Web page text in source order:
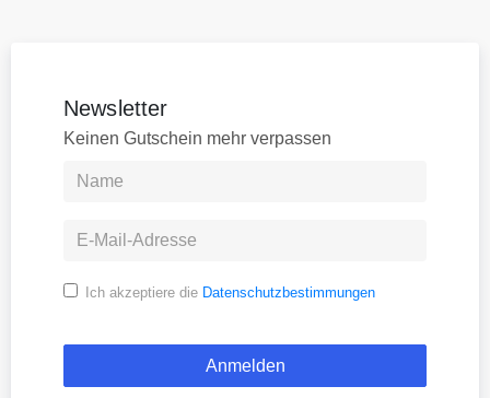
Newsletter
Keinen Gutschein mehr verpassen
Ich akzeptiere die Datenschutzbestimmungen